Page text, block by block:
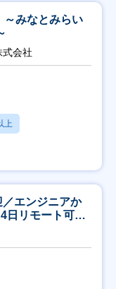
～みなとみらい
会社
上
エンジニアか
日リモート可